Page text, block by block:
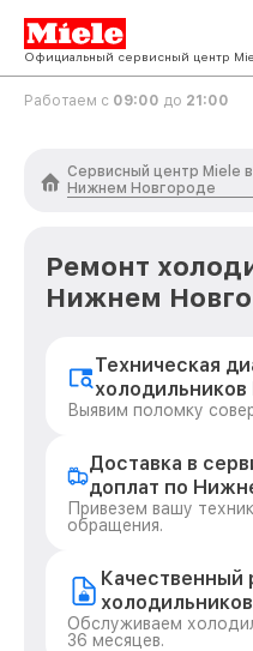
Официальный сервисный центр
Работаем с 09:00 до 21:00
Сервисный центр Miele в
Нижнем Новгороде
Ремонт
Нижнем
Техническая
холодильников
Выявим поломку
Доставка в
доплат по
Привезем вашу
обращения.
Качественный
холодильников
Обслуживаем
36 месяцев.